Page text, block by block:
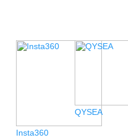
Insta360
QYSEA